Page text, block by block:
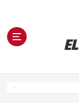
n El